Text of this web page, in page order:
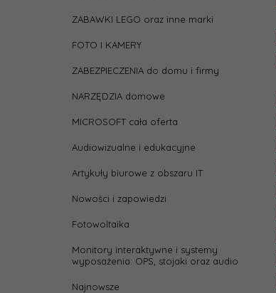
ZABAWKI LEGO oraz inne marki
FOTO I KAMERY
ZABEZPIECZENIA do domu i firmy
NARZĘDZIA domowe
MICROSOFT cała oferta
Audiowizualne i edukacyjne
Artykuły biurowe z obszaru IT
Nowości i zapowiedzi
Fotowoltaika
Monitory interaktywne i systemy
wyposażenia: OPS, stojaki oraz audio
Najnowsze